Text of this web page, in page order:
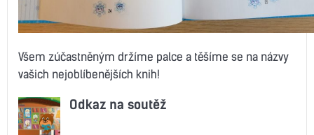
Všem zúčastněným držíme palce a těšíme se na názvy
vašich nejoblíbenějších knih!
Odkaz na soutěž